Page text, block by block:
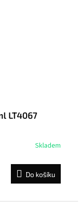
LT4067
Skladem
Do košíku